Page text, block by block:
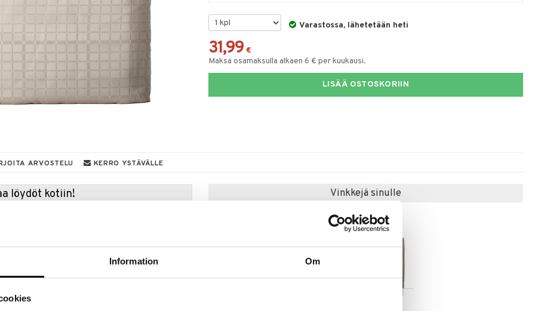
Information Om
Varastossa, lähetetään heti
31,99 €
Maksa osamaksulla alkaen 6 € per kuukausi.
LISÄÄ OSTOSKORIIN
ARVOSTELU KERRO YSTÄVÄLLE
löydöt kotiin!
voivat päästä loppumaan!
ale-löydöt »
Vinkkejä sinulle